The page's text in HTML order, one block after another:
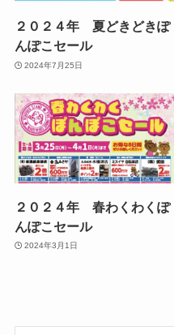
２０２４年 夏どきどきぽ
んぽこセール
2024年7月25日
２０２４年 春わくわくぽ
んぽこセール
2024年3月1日